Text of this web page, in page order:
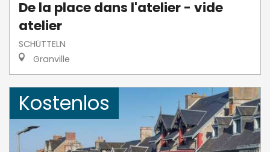
De la place dans l'atelier - vide
atelier
SCHÜTTELN
Granville
Kostenlos